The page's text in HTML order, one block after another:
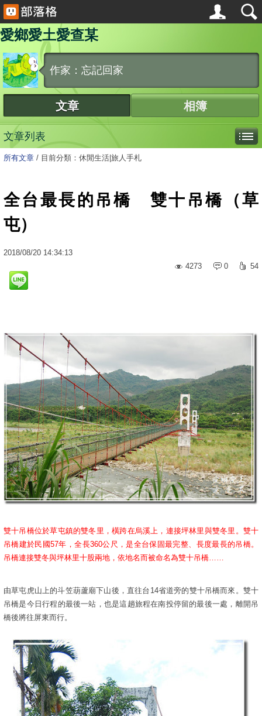
愛鄉愛土愛查某
作家：忘記回家
文章 相簿
文章列表
所有文章 / 目前分類：休閒生活|旅人手札
全台最長的吊橋 雙十吊橋（草
屯）
2018/08/20 14:34:13
4273
0 54
雙十吊橋位於草屯鎮的雙冬里，橫跨在烏溪上，連接坪林里與雙冬里。雙十
吊橋建於民國57年，全長360公尺，是全台保固最完整、長度最長的吊橋。
吊橋連接雙冬與坪林里十股兩地，依地名而被命名為雙十吊橋……
由草屯虎山上的斗笠葫蘆廟下山後，直往台14省道旁的雙十吊橋而來。雙十
吊橋是今日行程的最後一站，也是這趟旅程在南投停留的最後一處，離開吊
橋後將往屏東而行。